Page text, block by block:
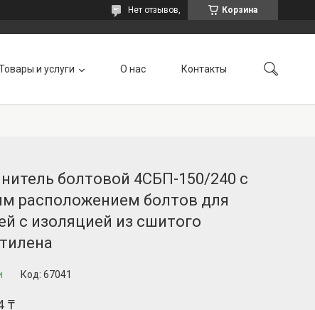
Корзина
Нет отзывов,
и услуги О нас Контакты
болтовой 4СБП-150/240 с
расположением болтов для
с изоляцией из сшитого
Код: 67041
₸